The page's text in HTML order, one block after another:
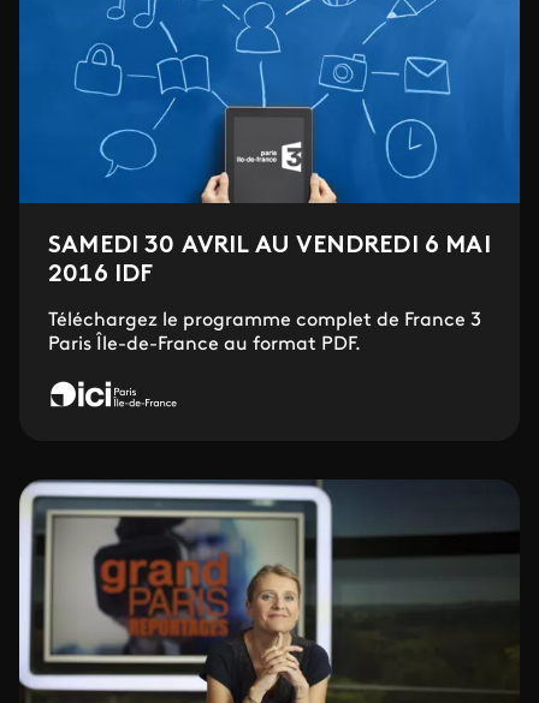
SAMEDI 30 AVRIL AU VENDREDI 6 MAI
2016 IDF
Téléchargez le programme complet de France 3
Paris Île-de-France au format PDF.